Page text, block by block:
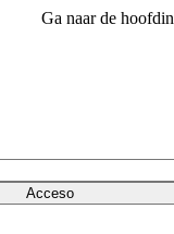
Ga naar de
Acceso